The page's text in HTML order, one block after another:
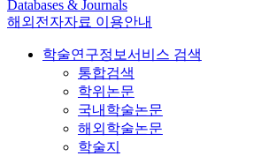
Databases & Journals
해외전자자료 이용안내
학술연구정보서비스 검색
통합검색
학위논문
국내학술논문
해외학술논문
학술지